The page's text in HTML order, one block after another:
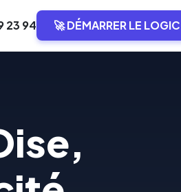
23 94 🚀 DÉMARRER LE